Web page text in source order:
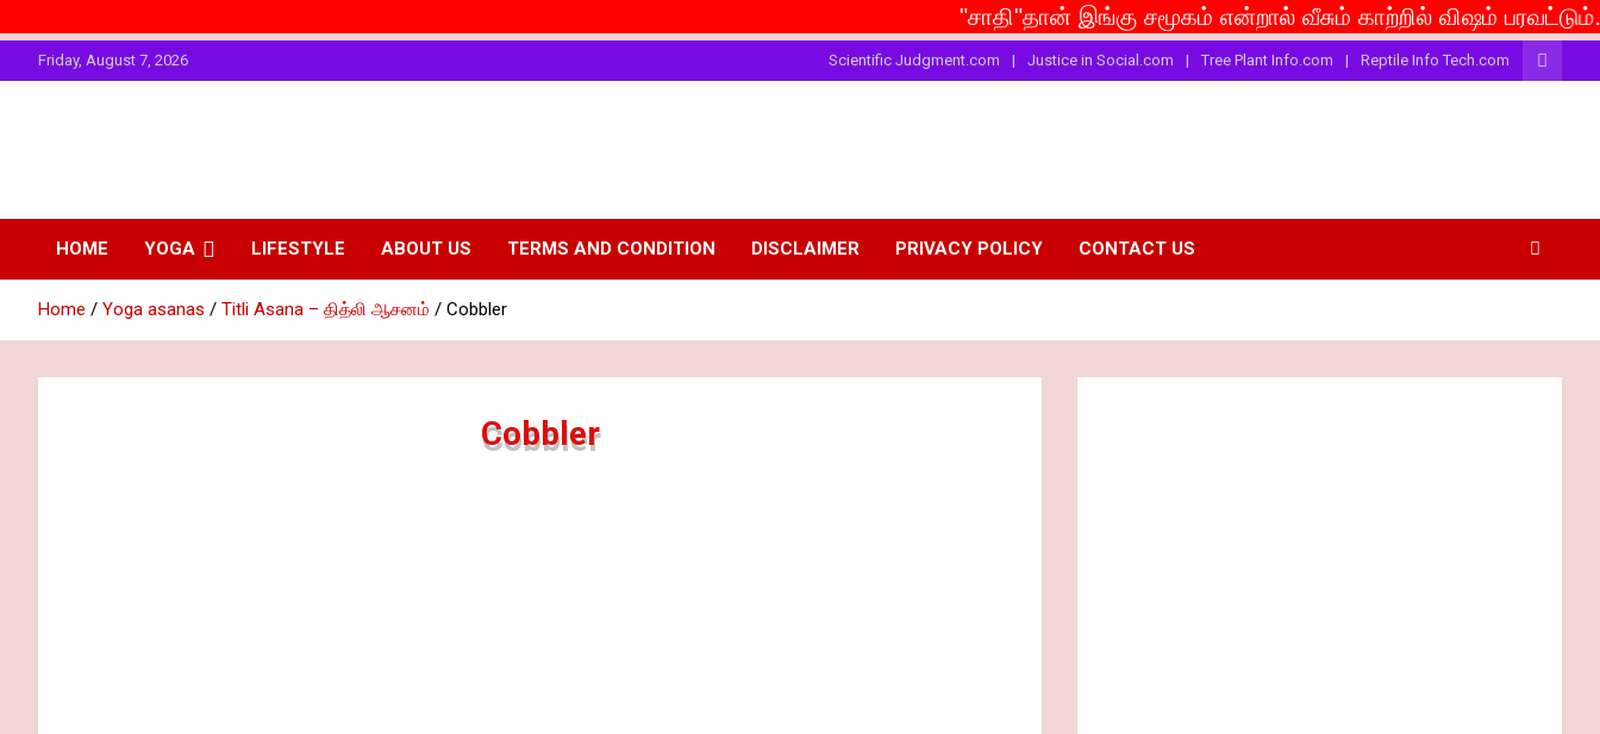
"சாதி"தான் இங்கு சமூகம் என்றால் வீசும் காற்றில் விஷம் பரவட்டும்... If
to
Friday, August 7, 2026 Scientific Judgment.com Justice in Social.com Tree Plant Info.com Reptile Info Tech.com
Personality
Fitting
Enhancing
Physical
HOME YOGA LIFESTYLE ABOUT US TERMS AND CONDITION DISCLAIMER PRIVACY POLICY CONTACT US
Home Yoga asanas Titli Asana – தித்லி ஆசனம் Cobbler
Cobbler